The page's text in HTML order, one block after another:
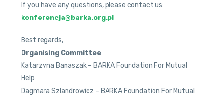
If you have any questions, please contact us:
konferencja@barka.org.pl
Best regards,
Organising Committee
Katarzyna Banaszak – BARKA Foundation For Mutual
Help
Dagmara Szlandrowicz – BARKA Foundation For Mutual